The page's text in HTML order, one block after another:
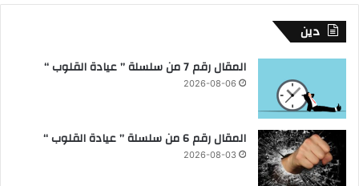
دين
المقال رقم 7 من سلسلة ” عيادة القلوب “
2026-08-06
المقال رقم 6 من سلسلة ” عيادة القلوب “
2026-08-03